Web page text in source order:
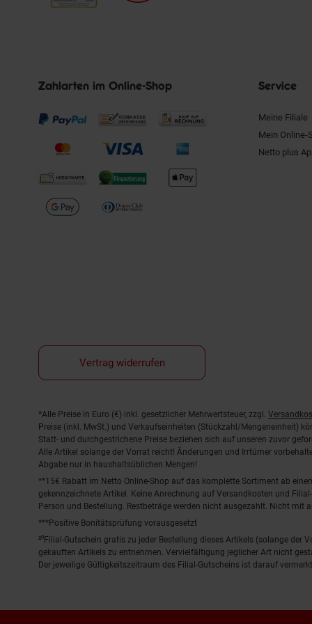
Zahlarten im Online-Shop Service
Meine Filiale
Mein Online-
Netto plus
Vertrag widerrufen
Fußnoten
*Alle Preise in Euro (€) inkl. gesetzlicher Mehrwertsteuer, zzgl.
Preise (inkl. MwSt.) und Verkaufseinheiten (Stückzahl/Mengeneinheit)
Statt- und durchgestrichene Preise beziehen sich auf unseren zuvor
Alle Artikel solange der Vorrat reicht! Änderungen und Irrtümer
Abgabe nur in haushaltsüblichen Mengen!
**15€ Rabatt im Netto Online-Shop auf das komplette Sortiment ab
gekennzeichnete Artikel. Keine Anrechnung auf Versandkosten und
Person und Bestellung. Restbeträge werden nicht ausgezahlt. Nicht mit
***Positive Bonitätsprüfung vorausgesetzt
²⁰Filial-Gutschein gratis zu jeder Bestellung dieses Artikels (solange
gekauften Artikels zu entnehmen. Vervielfältigung jeglicher Art nicht
Der jeweilige Gültigkeitszeitraum des Filial-Gutscheins ist darauf vermerkt.